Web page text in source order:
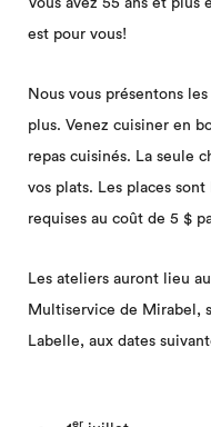
est pour vous!
Nous vous présentons
plus. Venez cuisiner en
repas cuisinés. La seule
vos plats. Les places
requises au coût de 5 $
Les ateliers auront lieu
Multiservice de Mirabel,
Labelle, aux dates
er